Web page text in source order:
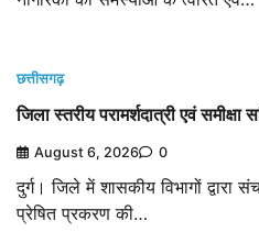
छत्तीसगढ़
जिला स्तरीय परामर्शदात्री एवं
August 6, 2026 0
दुर्ग। जिले में शासकीय विभागों
प्रेषित प्रकरण की…